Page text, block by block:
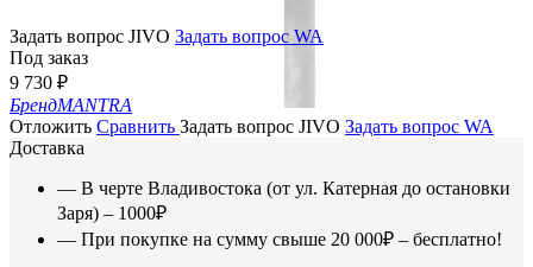
Задать вопрос JIVO Задать вопрос WA
Под заказ
9 730 ₽
БрендMANTRA
Отложить Сравнить Задать вопрос JIVO Задать вопрос WA
Доставка
— В черте Владивостока (от ул. Катерная до остановки
Заря) – 1000₽
— При покупке на сумму свыше 20 000₽ – бесплатно!